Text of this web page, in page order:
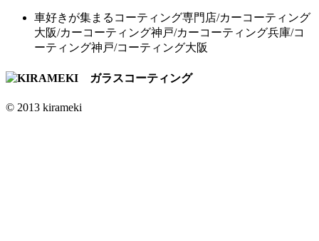
車好きが集まるコーティング専門店/カーコーティング
大阪/カーコーティング神戸/カーコーティング兵庫/コ
ーティング神戸/コーティング大阪
© 2013 kirameki